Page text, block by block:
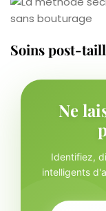
Soins post-
Ne
Identifiez,
intelligents